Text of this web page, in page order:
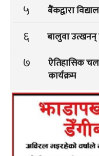
५ बैंकद्वारा
६ बालुवा उत्खनन्
७
ऐतिहासिक
कार्यक्रम